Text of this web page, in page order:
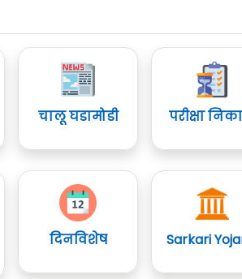
चालू घडामोडी परीक्षा
दिनविशेष Sarkari